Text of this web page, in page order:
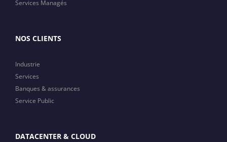
Services Managés
NOS CLIENTS
Industrie
Services
Banques & assurances
Service Public
DATACENTER & CLOUD